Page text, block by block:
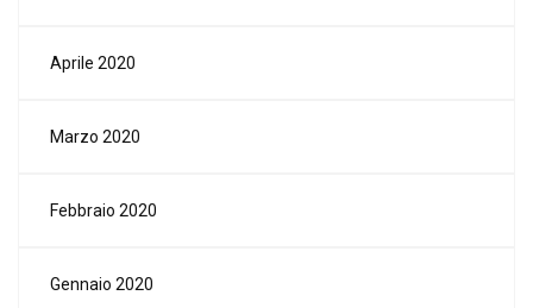
Aprile 2020
Marzo 2020
Febbraio 2020
Gennaio 2020